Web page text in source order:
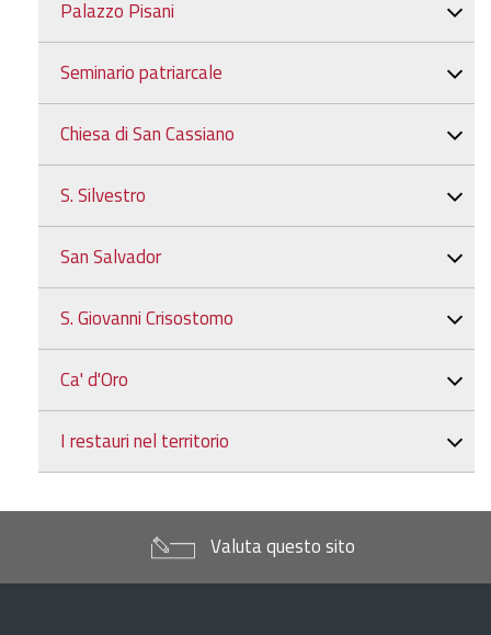
Palazzo Pisani
Seminario patriarcale
Chiesa di San Cassiano
S. Silvestro
San Salvador
S. Giovanni Crisostomo
Ca' d'Oro
I restauri nel territorio
Valuta questo sito